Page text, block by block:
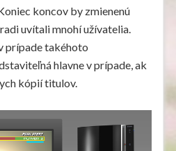
koncov by zmienenú
uvítali mnohí užívatelia.
prípade takéhoto
hlavne v prípade, ak
kópií titulov.